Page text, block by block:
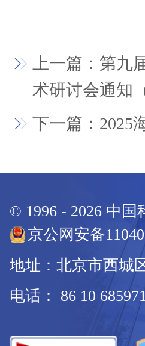
上一篇：第九
术研讨会通知
下一篇：2025
© 1996 - 2026 中国
京公网安备
地址：北京市西城
电话： 86 10